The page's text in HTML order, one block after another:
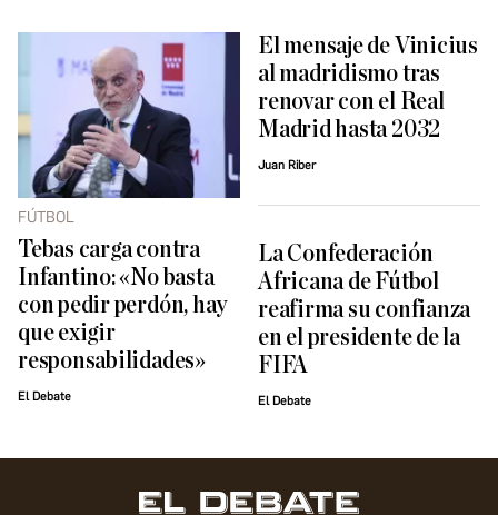
FÚTBOL
Tebas carga contra
Infantino: «No basta
con pedir perdón, hay
que exigir
responsabilidades»
El Debate
El mensaje de Vinicius
al madridismo tras
renovar con el Real
Madrid hasta 2032
Juan Riber
La Confederación
Africana de Fútbol
reafirma su confianza
en el presidente de la
FIFA
El Debate